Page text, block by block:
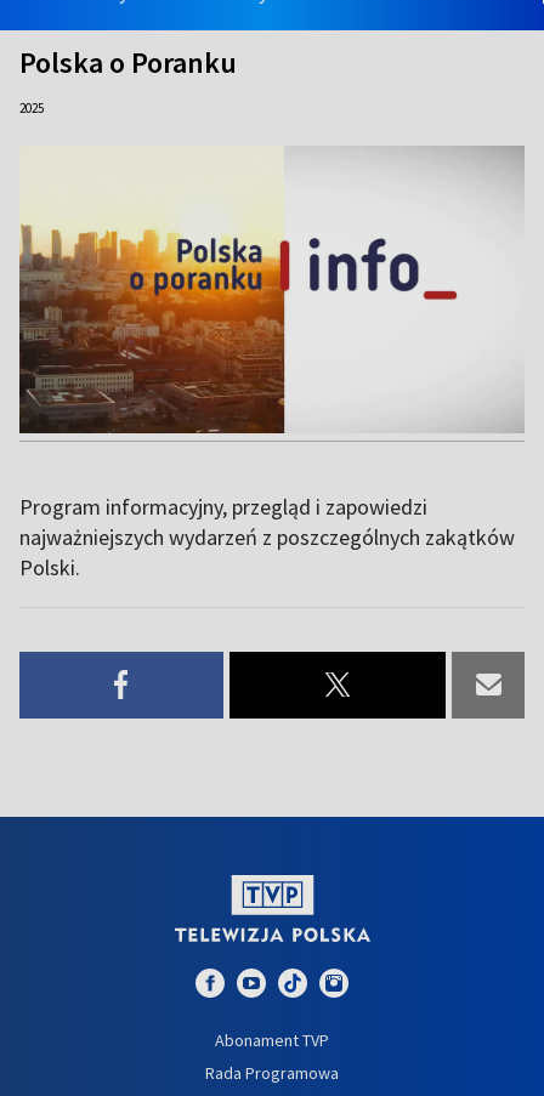
Polska o Poranku
2025
Program informacyjny, przegląd i zapowiedzi
najważniejszych wydarzeń z poszczególnych zakątków
Polski.
Abonament TVP
Rada Programowa